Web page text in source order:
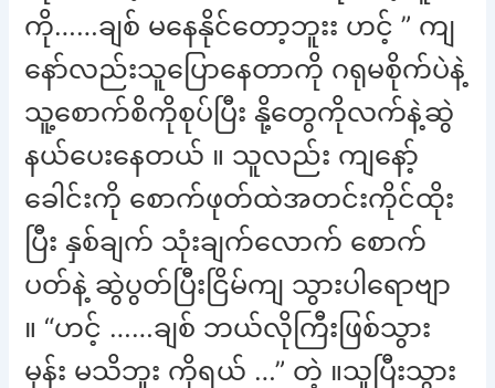
ကို……ချစ် မနေနိုင်တော့ဘူးး ဟင့် ” ကျ
နော်လည်းသူပြောနေတာကို ဂရုမစိုက်ပဲနဲ့
သူ့စောက်စိကိုစုပ်ပြီး နို့တွေကိုလက်နဲ့ဆွဲ
နယ်ပေးနေတယ် ။ သူလည်း ကျနော့်
ခေါင်းကို စောက်ဖုတ်ထဲအတင်းကိုင်ထိုး
ပြီး နှစ်ချက် သုံးချက်လောက် စောက်
ပတ်နဲ့ ဆွဲပွတ်ပြီးငြိမ်ကျ သွားပါရောဗျာ
။ “ဟင့် ……ချစ် ဘယ်လိုကြီးဖြစ်သွား
မှန်း မသိဘူး ကိုရယ် …” တဲ့ ။သူပြီးသွား